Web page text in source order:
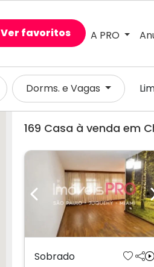
Ver favoritos A PRO
Dorms. e Vagas
169 Casa à venda em
Previous
Sobrado